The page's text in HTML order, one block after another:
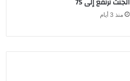
منذ 3 أيام